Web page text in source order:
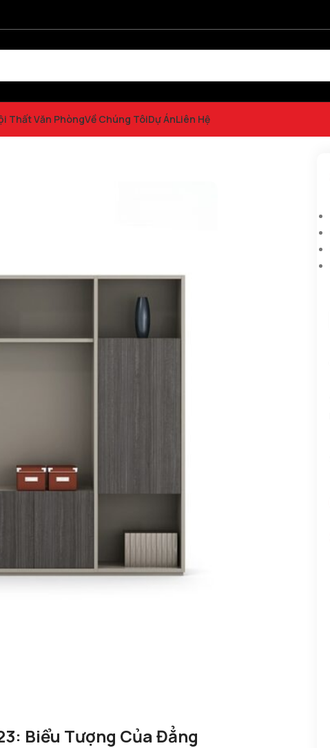
Thất Văn PhòngVề Chúng TôiDự ÁnLiên Hệ
Biểu Tượng Của Đẳng